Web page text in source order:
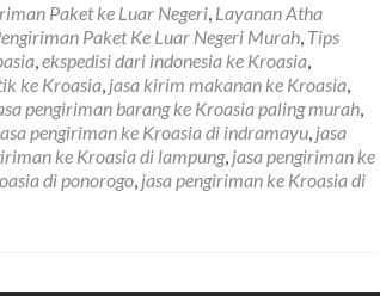
Paket ke Luar Negeri, Layanan Atha
Paket Ke Luar Negeri Murah, Tips
,ekspedisi dari indonesia ke Kroasia,
ke Kroasia, jasa kirim makanan ke Kroasia,
pengiriman barang ke Kroasia paling murah,
pengiriman ke Kroasia di indramayu, jasa
ke Kroasia di lampung, jasa pengiriman ke
di ponorogo, jasa pengiriman ke Kroasia di